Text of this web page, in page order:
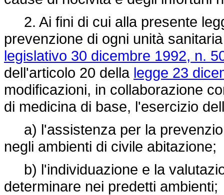
2. Ai fini di cui alla presente
prevenzione di ogni unità
legislativo 30 dicembre 1992, n.
dell'articolo 20 della legge 23
modificazioni, in collaborazione
di medicina di base, l'esercizio
a) l'assistenza per la
negli ambienti di civile abitazione;
b) l'individuazione e la
determinare nei predetti ambienti;